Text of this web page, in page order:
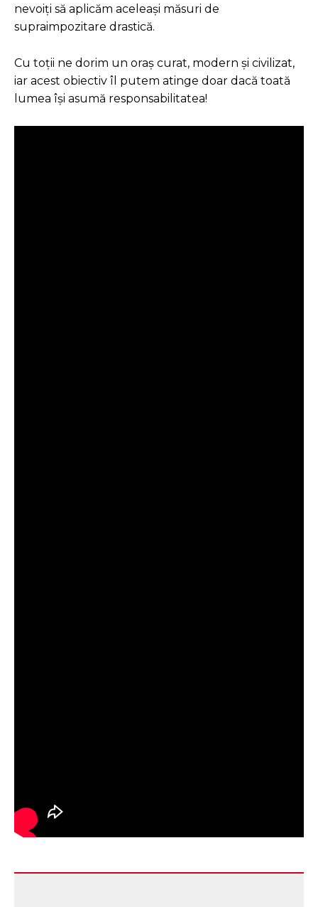
nevoiți să aplicăm aceleași măsuri de
supraimpozitare drastică.
Cu toții ne dorim un oraș curat, modern și civilizat,
iar acest obiectiv îl putem atinge doar dacă toată
lumea își asumă responsabilitatea!